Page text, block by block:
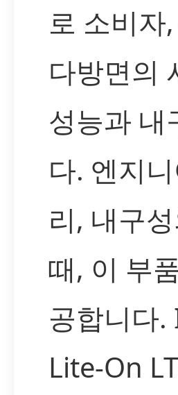
로 소비자
다방면의
성능과 내
다. 엔지
리, 내구
때, 이 부
공합니다
Lite-On